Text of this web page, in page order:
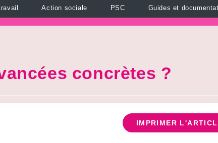
Action sociale PSC Guides et
concrètes ?
IMPRIMER